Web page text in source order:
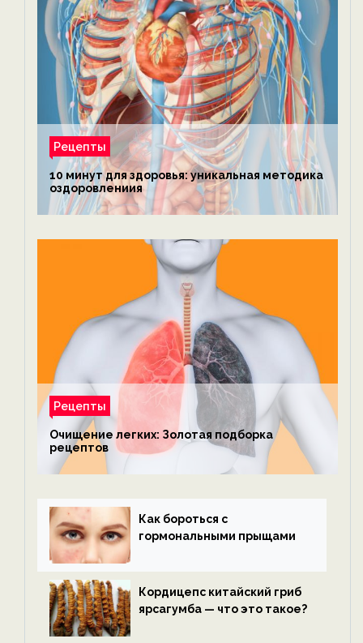
Рецепты
10 минут для здоровья: уникальная методика
оздоровлениия
Рецепты
Очищение легких: Золотая подборка
рецептов
Как бороться с
гормональными прыщами
Кордицепс китайский гриб
ярсагумба — что это такое?